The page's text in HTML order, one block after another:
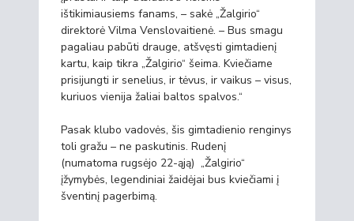
ištikimiausiems fanams, – sakė „Žalgirio“
direktorė Vilma Venslovaitienė. – Bus smagu
pagaliau pabūti drauge, atšvęsti gimtadienį
kartu, kaip tikra „Žalgirio“ šeima. Kviečiame
prisijungti ir senelius, ir tėvus, ir vaikus – visus,
kuriuos vienija žaliai baltos spalvos.“
Pasak klubo vadovės, šis gimtadienio renginys
toli gražu – ne paskutinis. Rudenį
(numatoma rugsėjo 22-ąją) „Žalgirio“
įžymybės, legendiniai žaidėjai bus kviečiami į
šventinį pagerbimą.